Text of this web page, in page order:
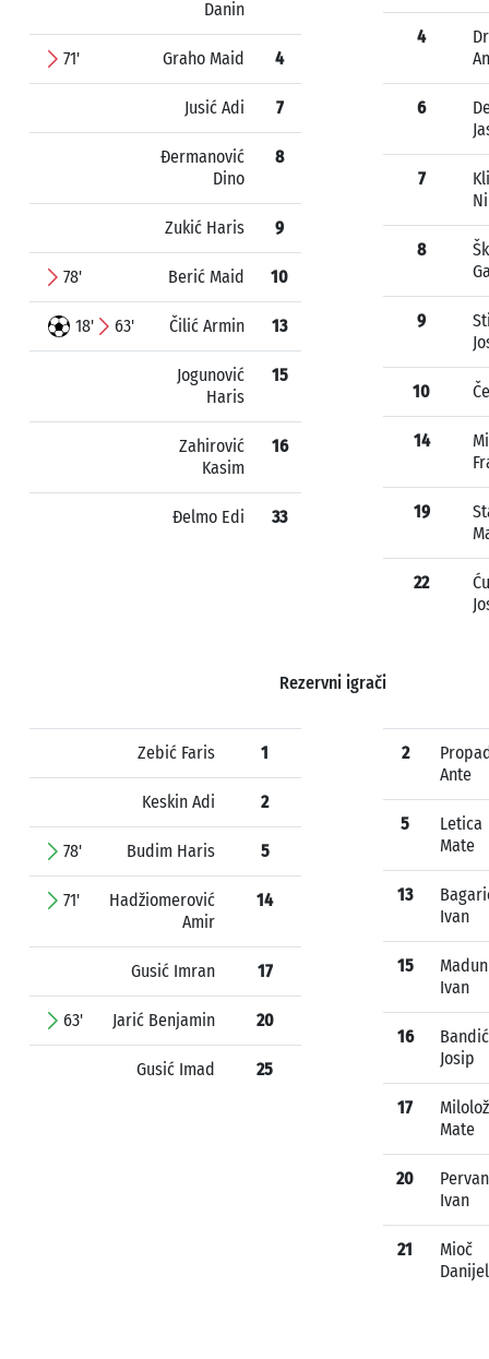
Danin
71' Graho Maid 4
Jusić Adi 7
Đermanović
Dino
8
Zukić Haris 9
78' Berić Maid 10
18' 63' Čilić Armin 13
Jogunović
Haris
15
Zahirović
Kasim
16
Đelmo Edi 33
4
6
7
8
9
10
14
19
22
Rezervni igrači
Zebić Faris 1
Keskin Adi 2
78' Budim Haris 5
71'
Hadžiomerović
Amir
14
Gusić Imran 17
63' Jarić Benjamin 20
Gusić Imad 25
2
Ante
5
Letica
Mate
13
Ivan
15
Ivan
16
Bandić
Josip
17
Mate
20
Pervan
Ivan
21
Mioč
Danijel